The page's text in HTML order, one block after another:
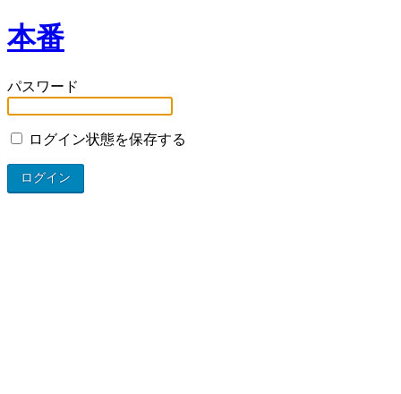
本番
パスワード
ログイン状態を保存する